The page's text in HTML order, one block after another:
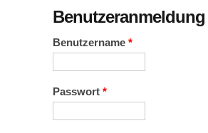
Benutzeranmeldung
Benutzername *
Passwort *